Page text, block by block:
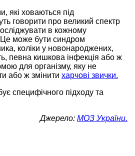
які ховаються під
говорити про великий спектр
в кожному
Це може бути синдром
коліки у новонароджених,
певна кишкова інфекція або ж
для організму, яку не
або ж змінити харчові звички.
специфічного підходу та
Джерело: МОЗ України.